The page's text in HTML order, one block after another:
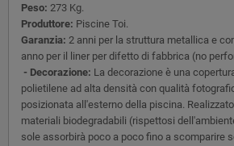
Peso: 273 Kg.
Produttore: Piscine Toi.
Garanzia: 2 anni per la struttura metallica e
anno per il liner per difetto di fabbrica (no
- Decorazione: La decorazione è una
polietilene ad alta densità con qualità
posizionata all'esterno della piscina.
materiali biodegradabili (rispettosi
sole assorbirà poco a poco fino a scomparire